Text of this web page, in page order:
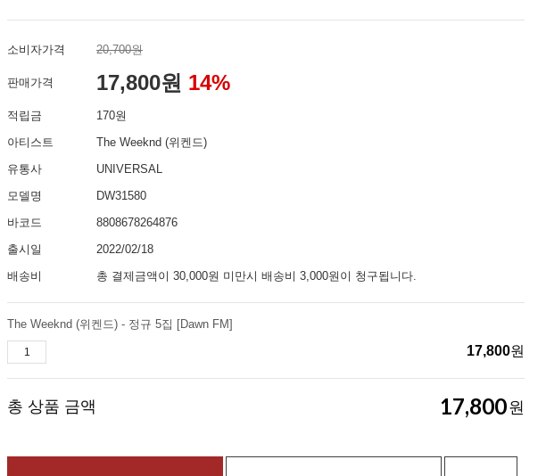
소비자가격 20,700원
판매가격 17,800원 14%
적립금
170원
아티스트
The Weeknd (위켄드)
유통사
UNIVERSAL
모델명
DW31580
바코드
8808678264876
출시일
2022/02/18
배송비
총 결제금액이 30,000원 미만시 배송비 3,000원이 청구됩니다.
The Weeknd (위켄드) - 정규 5집 [Dawn FM]
17,800원
총 상품 금액 17,800원